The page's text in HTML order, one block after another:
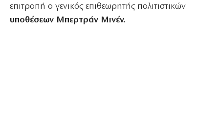
επιτροπή ο γενικός επιθεωρητής πολιτιστικών
υποθέσεων Μπερτράν Μινέν.